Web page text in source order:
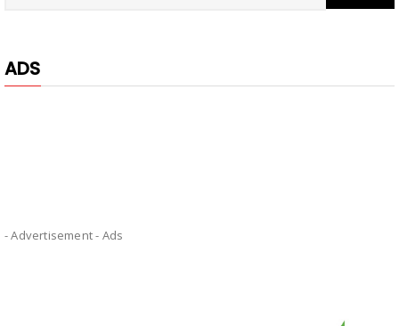
ADS
- Advertisement - Ads